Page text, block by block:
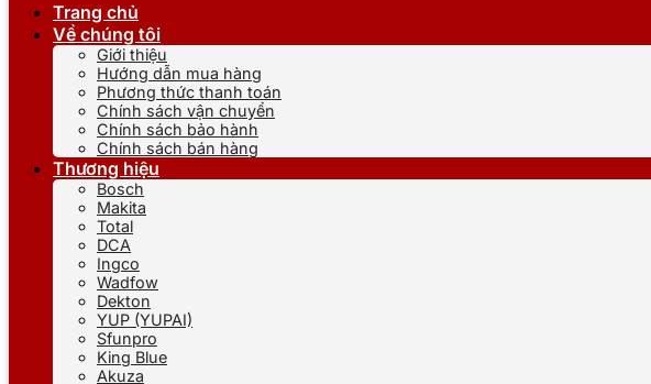
Trang chủ
Về chúng tôi
Giới thiệu
Hướng dẫn mua hàng
Phương thức thanh toán
Chính sách vận chuyển
Chính sách bảo hành
Chính sách bán hàng
Thương hiệu
Bosch
Makita
Total
DCA
Ingco
Wadfow
Dekton
YUP (YUPAI)
Sfunpro
King Blue
Akuza